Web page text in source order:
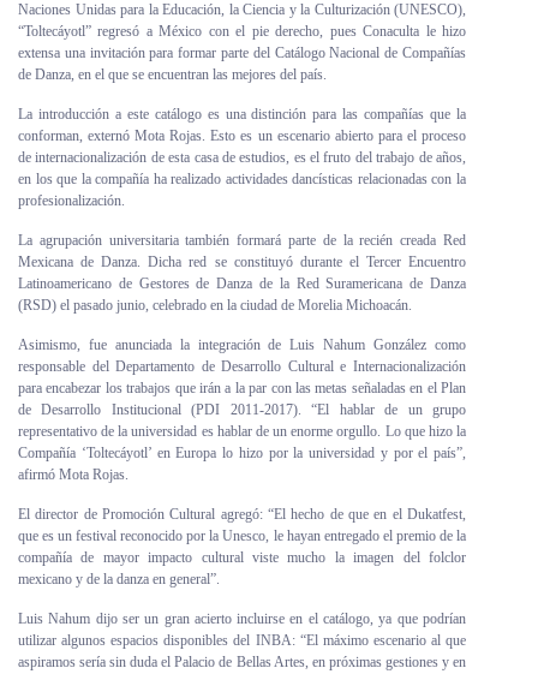
Naciones Unidas para la Educación, la Ciencia y la Culturización (UNESCO),
“Toltecáyotl” regresó a México con el pie derecho, pues Conaculta le hizo
extensa una invitación para formar parte del Catálogo Nacional de Compañías
de Danza, en el que se encuentran las mejores del país.
La introducción a este catálogo es una distinción para las compañías que la
conforman, externó Mota Rojas. Esto es un escenario abierto para el proceso
de internacionalización de esta casa de estudios, es el fruto del trabajo de años,
en los que la compañía ha realizado actividades dancísticas relacionadas con la
profesionalización.
La agrupación universitaria también formará parte de la recién creada Red
Mexicana de Danza. Dicha red se constituyó durante el Tercer Encuentro
Latinoamericano de Gestores de Danza de la Red Suramericana de Danza
(RSD) el pasado junio, celebrado en la ciudad de Morelia Michoacán.
Asimismo, fue anunciada la integración de Luis Nahum González como
responsable del Departamento de Desarrollo Cultural e Internacionalización
para encabezar los trabajos que irán a la par con las metas señaladas en el Plan
de Desarrollo Institucional (PDI 2011-2017). “El hablar de un grupo
representativo de la universidad es hablar de un enorme orgullo. Lo que hizo la
Compañía ‘Toltecáyotl’ en Europa lo hizo por la universidad y por el país”,
afirmó Mota Rojas.
El director de Promoción Cultural agregó: “El hecho de que en el Dukatfest,
que es un festival reconocido por la Unesco, le hayan entregado el premio de la
compañía de mayor impacto cultural viste mucho la imagen del folclor
mexicano y de la danza en general”.
Luis Nahum dijo ser un gran acierto incluirse en el catálogo, ya que podrían
utilizar algunos espacios disponibles del INBA: “El máximo escenario al que
aspiramos sería sin duda el Palacio de Bellas Artes, en próximas gestiones y en